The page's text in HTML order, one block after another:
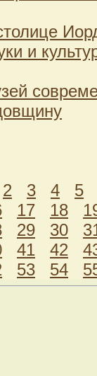
и
2 3 4
5
17 18
29 30
41 42
53 54